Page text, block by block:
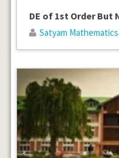
DE of 1st Order But
Satyam Mathematics